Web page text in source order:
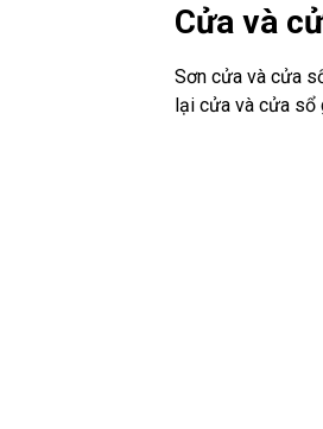
Cửa và
Sơn cửa và cửa
lại cửa và cửa sổ